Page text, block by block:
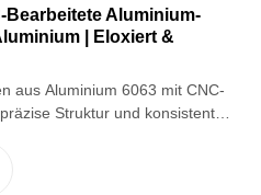
Aluminium-
| Eloxiert &
aus Aluminium 6063 mit CNC-
Struktur und konsistente
eloxiert und